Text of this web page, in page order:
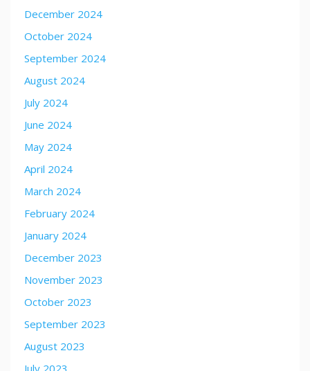
December 2024
October 2024
September 2024
August 2024
July 2024
June 2024
May 2024
April 2024
March 2024
February 2024
January 2024
December 2023
November 2023
October 2023
September 2023
August 2023
July 2023